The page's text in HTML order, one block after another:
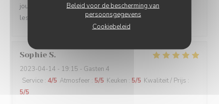
Beleid voor de bescherming van
persoonsgegevens
Cookiebeleid
jour. Les lasagnes toujours au top! Les enfants adorent,
les adultes aussi.
Sophie S
2023-04-14 - 19:15 - Gasten 4
Service : 4/5 Atmosfeer : 5/5 Keuken : 5/5 Kwaliteit / Prijs :
5/5